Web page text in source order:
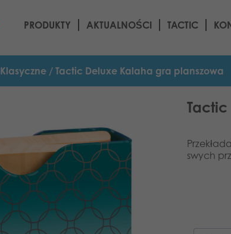
PRODUKTY AKTUALNOŚCI TACTIC
Klasyczne / Tactic Deluxe Kalaha gra planszowa
swych